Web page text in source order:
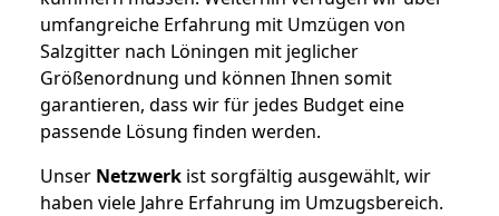
umfangreiche Erfahrung mit Umzügen von
Salzgitter nach Löningen mit jeglicher
Größenordnung und können Ihnen somit
garantieren, dass wir für jedes Budget eine
passende Lösung finden werden.
Unser Netzwerk ist sorgfältig ausgewählt, wir
haben viele Jahre Erfahrung im Umzugsbereich.